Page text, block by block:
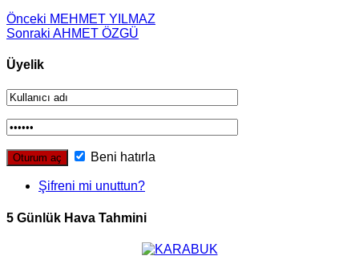
Önceki MEHMET YILMAZ
Sonraki AHMET ÖZGÜ
Üyelik
Beni hatırla
Şifreni mi unuttun?
5 Günlük Hava Tahmini